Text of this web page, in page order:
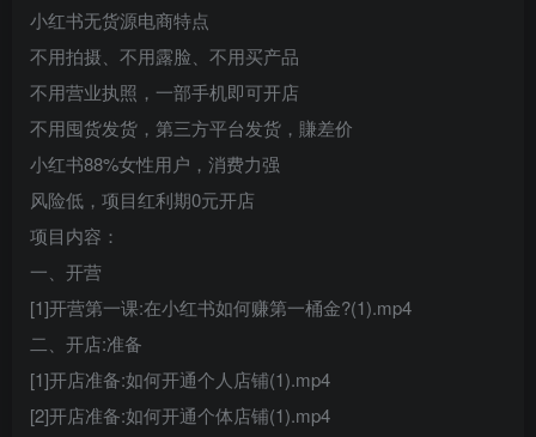
小红书无货源电商特点
不用拍摄、不用露脸、不用买产品
不用营业执照，一部手机即可开店
不用囤货发货，第三方平台发货，賺差价
小红书88%女性用户，消费力强
风险低，项目红利期0元开店
项目内容：
一、开营
[1]开营第一课:在小红书如何赚第一桶金?(1).mp4
二、开店:准备
[1]开店准备:如何开通个人店铺(1).mp4
[2]开店准备:如何开通个体店铺(1).mp4